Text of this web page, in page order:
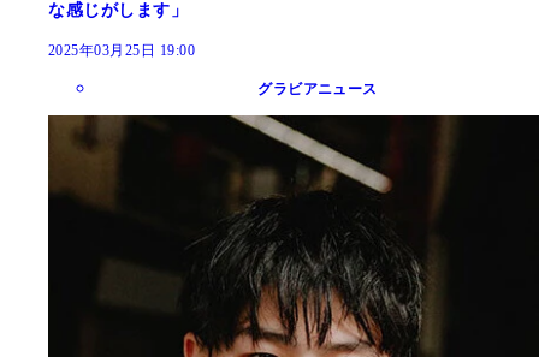
な感じがします」
2025年03月25日 19:00
グラビアニュース